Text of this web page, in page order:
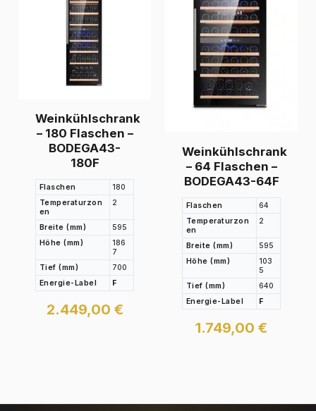
Weinkühlschrank
– 180 Flaschen –
BODEGA43-
180F
Flaschen
180
Temperaturzon
en
2
Breite (mm)
595
Höhe (mm)
186
7
Tief (mm)
700
Energie-Label
F
2.449,00 €
Weinkühlschrank
– 64 Flaschen –
BODEGA43-64F
Flaschen
64
Temperaturzon
en
2
Breite (mm)
595
Höhe (mm)
103
5
Tief (mm)
640
Energie-Label
F
1.749,00 €